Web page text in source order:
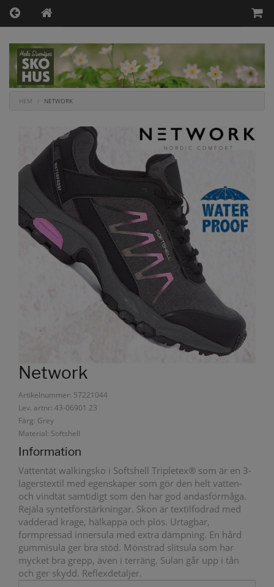
HEM NETWORK
Network
Artikelnummer: 57221044
Lev. artnr: 43-06901 23
Färg: Grey
Material: Softshell
Information
Vattentät walkingsko i Softshell Tripletex® som är en 3-
lagerstextil med egenskaper som gör den helt vatten-
och vindtät samtidigt som den har god andasförmåga.
Rejäla syntetförstärkningar. Skon är textilfodrad med
vadderad krage, hälkappa och plös. Urtagbar,
formpressad innersula med extra dämpning. En hård
gummisula ger bra stöd. Mönstrad slitsula som har
mycket bra grepp, även i terräng. Sulan går upp i tån
och ger skydd. Reflexdetaljer.